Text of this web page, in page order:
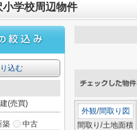
学校周辺物件
外観/間取り図
間取り/土地面積
込む
(売買)
築
中古